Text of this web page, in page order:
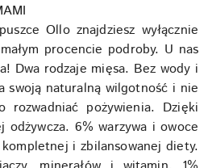
Ollo znajdziesz wyłącznie
procencie podroby. U nas
Dwa rodzaje mięsa. Bez wody i
swoją naturalną wilgotność i nie
rozwadniać pożywienia. Dzięki
6% warzywa i owoce
i zbilansowanej diety.